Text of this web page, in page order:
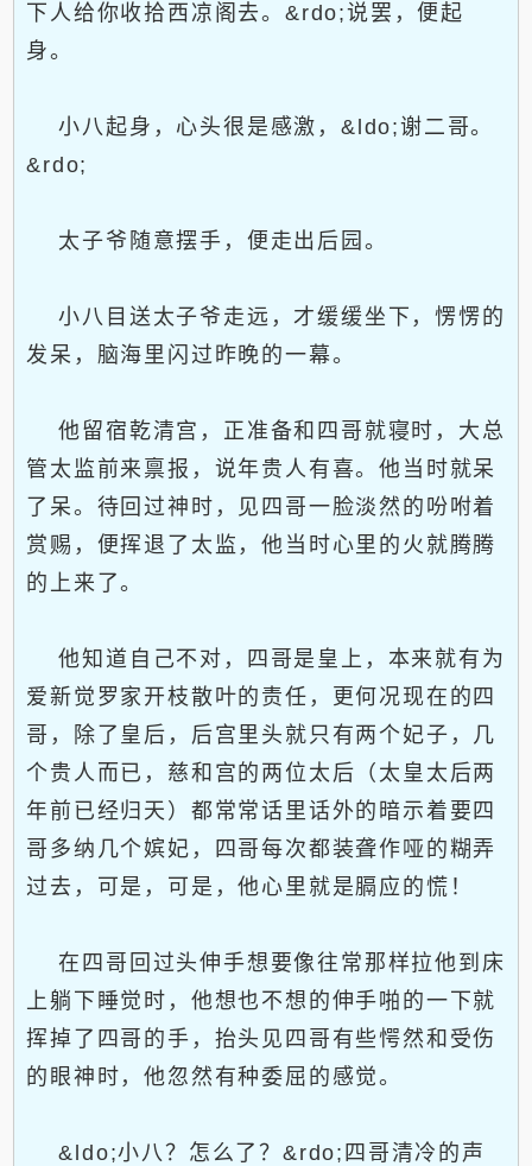
下人给你收拾西凉阁去。&rdo;说罢，便起
身。
小八起身，心头很是感激，&ldo;谢二哥。
&rdo;
太子爷随意摆手，便走出后园。
小八目送太子爷走远，才缓缓坐下，愣愣的
发呆，脑海里闪过昨晚的一幕。
他留宿乾清宫，正准备和四哥就寝时，大总
管太监前来禀报，说年贵人有喜。他当时就呆
了呆。待回过神时，见四哥一脸淡然的吩咐着
赏赐，便挥退了太监，他当时心里的火就腾腾
的上来了。
他知道自己不对，四哥是皇上，本来就有为
爱新觉罗家开枝散叶的责任，更何况现在的四
哥，除了皇后，后宫里头就只有两个妃子，几
个贵人而已，慈和宫的两位太后（太皇太后两
年前已经归天）都常常话里话外的暗示着要四
哥多纳几个嫔妃，四哥每次都装聋作哑的糊弄
过去，可是，可是，他心里就是膈应的慌！
在四哥回过头伸手想要像往常那样拉他到床
上躺下睡觉时，他想也不想的伸手啪的一下就
挥掉了四哥的手，抬头见四哥有些愕然和受伤
的眼神时，他忽然有种委屈的感觉。
&ldo;小八？怎么了？&rdo;四哥清冷的声